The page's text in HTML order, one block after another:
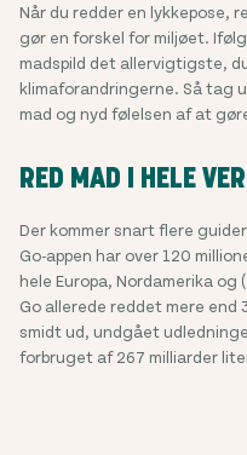
Når du redder en lykkepose,
gør en forskel for miljøet.
madspild det allervigtigste,
klimaforandringerne. Så tag
mad og nyd følelsen af at
RED MAD I HELE
Der kommer snart flere
Go-appen har over 120
hele Europa, Nordamerika
Go allerede reddet mere end
smidt ud, undgået
forbruget af 267 milliarder